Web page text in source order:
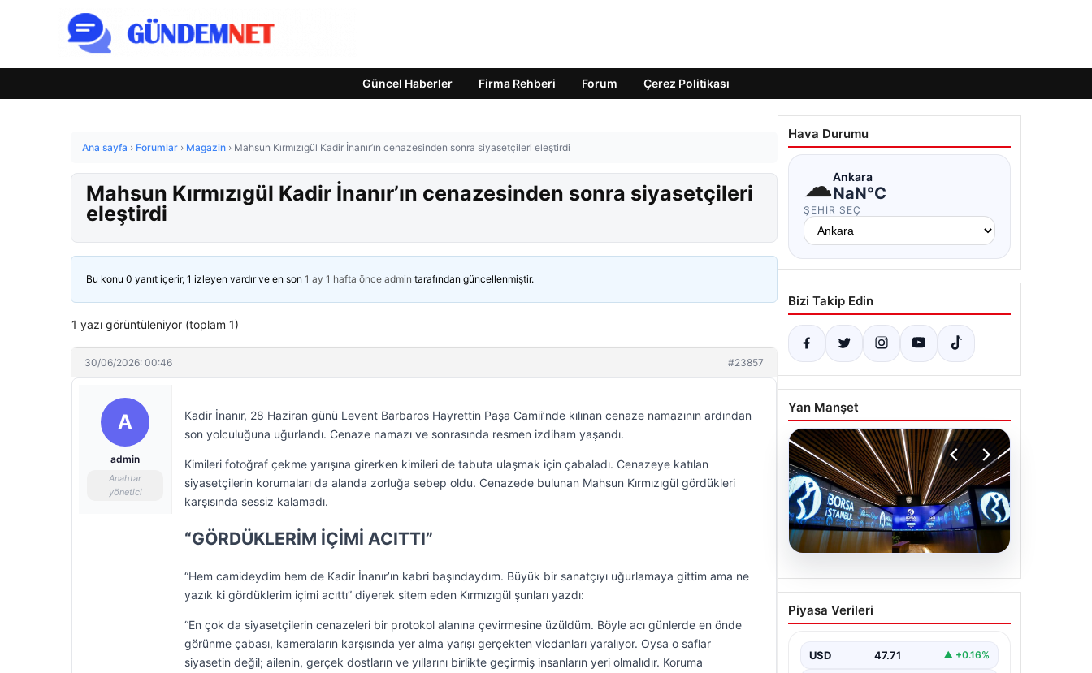
Güncel Haberler Firma Rehberi Forum Çerez Politikası
Ana sayfa › Forumlar › Magazin › Mahsun Kırmızıgül Kadir İnanır’ın cenazesinden sonra siyasetçileri eleştirdi
Mahsun Kırmızıgül Kadir İnanır’ın cenazesinden sonra siyasetçileri
eleştirdi
Bu konu 0 yanıt içerir, 1 izleyen vardır ve en son 1 ay 1 hafta önce admin tarafından güncellenmiştir.
1 yazı görüntüleniyor (toplam 1)
30/06/2026: 00:46 #23857
A
admin
Anahtar
yönetici
Kadir İnanır, 28 Haziran günü Levent Barbaros Hayrettin Paşa Camii’nde kılınan cenaze namazının ardından
son yolculuğuna uğurlandı. Cenaze namazı ve sonrasında resmen izdiham yaşandı.
Kimileri fotoğraf çekme yarışına girerken kimileri de tabuta ulaşmak için çabaladı. Cenazeye katılan
siyasetçilerin korumaları da alanda zorluğa sebep oldu. Cenazede bulunan Mahsun Kırmızıgül gördükleri
karşısında sessiz kalamadı.
“GÖRDÜKLERİM İÇİMİ ACITTI”
“Hem camideydim hem de Kadir İnanır’ın kabri başındaydım. Büyük bir sanatçıyı uğurlamaya gittim ama ne
yazık ki gördüklerim içimi acıttı” diyerek sitem eden Kırmızıgül şunları yazdı:
“En çok da siyasetçilerin cenazeleri bir protokol alanına çevirmesine üzüldüm. Böyle acı günlerde en önde
görünme çabası, kameraların karşısında yer alma yarışı gerçekten vicdanları yaralıyor. Oysa o saflar
siyasetin değil; ailenin, gerçek dostların ve yıllarını birlikte geçirmiş insanların yeri olmalıdır. Koruma
Hava Durumu
☁Ankara
NaN°C
ŞEHIR SEÇ
Bizi Takip Edin
Yan Manşet
Yatırım araçlarının haftalık
performansı nasıl oldu?
Piyasa Verileri
USD 47.71 ▲ +0.16%